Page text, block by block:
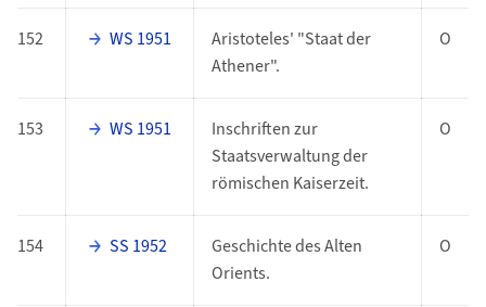
152 WS 1951
Aristoteles' "Staat der
Athener".
O
153 WS 1951
Inschriften zur
Staatsverwaltung der
römischen Kaiserzeit.
O
154 SS 1952
Geschichte des Alten
Orients.
O